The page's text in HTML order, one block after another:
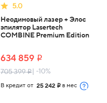
5.0
Неодимовый лазер + Элос
эпилятор Lasertech
COMBINE Premium Edition
634 859 i
705 399i| -10%
В кредит от 25 242 i в мес